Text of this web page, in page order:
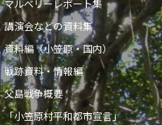
マルベリーレポート集
講演会などの資料集
資料編（小笠原・国内）
戦跡資料・情報編
父島戦争概要
「小笠原村平和都市宣言」